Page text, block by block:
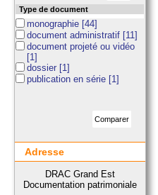
Type de document
monographie [44]
document administratif [11]
document projeté ou vidéo
[1]
dossier [1]
publication en série [1]
Adresse
DRAC Grand Est
Documentation patrimoniale